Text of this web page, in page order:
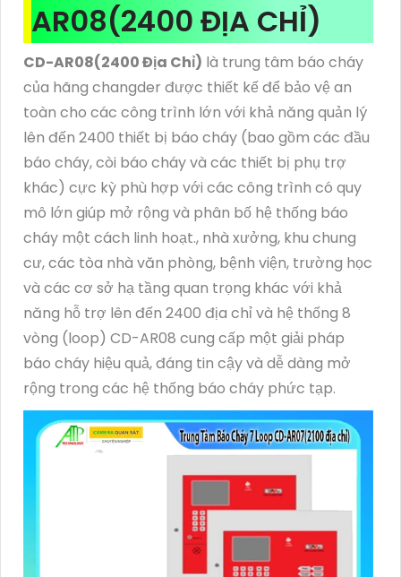
AR08(2400 ĐỊA CHỈ)
CD-AR08(2400 Địa Chỉ) là trung tâm báo cháy
của hãng changder được thiết kế để bảo vệ an
toàn cho các công trình lớn với khả năng quản lý
lên đến 2400 thiết bị báo cháy (bao gồm các đầu
báo cháy, còi báo cháy và các thiết bị phụ trợ
khác) cực kỳ phù hợp với các công trình có quy
mô lớn giúp mở rộng và phân bố hệ thống báo
cháy một cách linh hoạt., nhà xưởng, khu chung
cư, các tòa nhà văn phòng, bệnh viện, trường học
và các cơ sở hạ tầng quan trọng khác với khả
năng hỗ trợ lên đến 2400 địa chỉ và hệ thống 8
vòng (loop) CD-AR08 cung cấp một giải pháp
báo cháy hiệu quả, đáng tin cậy và dễ dàng mở
rộng trong các hệ thống báo cháy phức tạp.